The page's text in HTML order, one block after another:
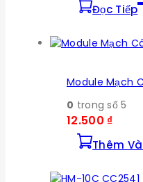
Đọc Tiếp
Module Mạch
0 trong số 5
12.500 ₫
Thêm